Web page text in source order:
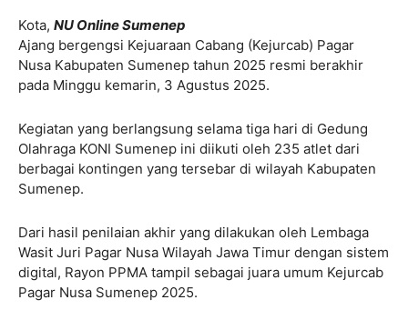
Kota, NU Online Sumenep
Ajang bergengsi Kejuaraan Cabang (Kejurcab) Pagar
Nusa Kabupaten Sumenep tahun 2025 resmi berakhir
pada Minggu kemarin, 3 Agustus 2025.
Kegiatan yang berlangsung selama tiga hari di Gedung
Olahraga KONI Sumenep ini diikuti oleh 235 atlet dari
berbagai kontingen yang tersebar di wilayah Kabupaten
Sumenep.
Dari hasil penilaian akhir yang dilakukan oleh Lembaga
Wasit Juri Pagar Nusa Wilayah Jawa Timur dengan sistem
digital, Rayon PPMA tampil sebagai juara umum Kejurcab
Pagar Nusa Sumenep 2025.